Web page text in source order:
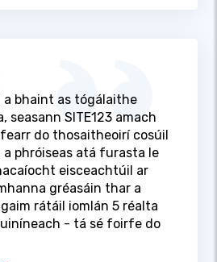
a bhaint as tógálaithe
seasann SITE123 amach
do thosaitheoirí cosúil
a phróiseas atá furasta le
eisceachtúil ar
gréasáin thar a
rátáil iomlán 5 réalta
- tá sé foirfe do